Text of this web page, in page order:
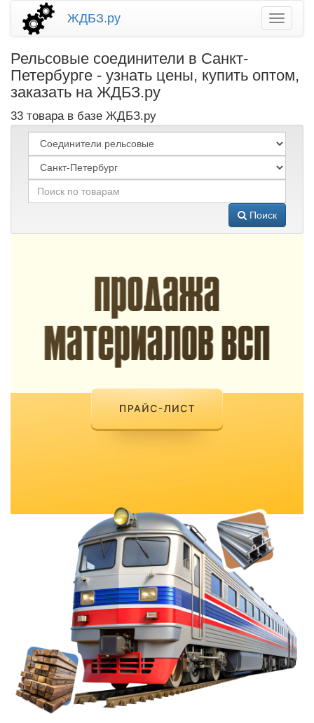
ЖДБЗ.ру
Рельсовые соединители в Санкт-
Петербурге - узнать цены, купить оптом,
заказать на ЖДБЗ.ру
33 товара в базе ЖДБЗ.ру
Поиск